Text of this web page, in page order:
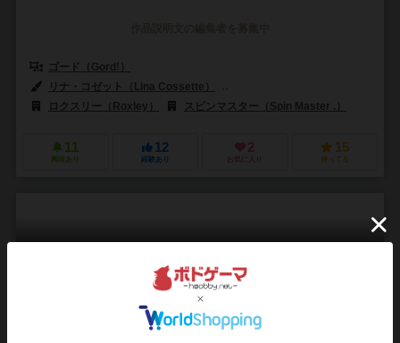
ゴード（Gord!）
リナ・コゼット（Lina Cossette）
ロクスリー（Roxley）
スピンマスター（Spin Master .）
11
興味あり
12
経験あり
2
お気に入り
15
持ってる
ラドランド
Radlands